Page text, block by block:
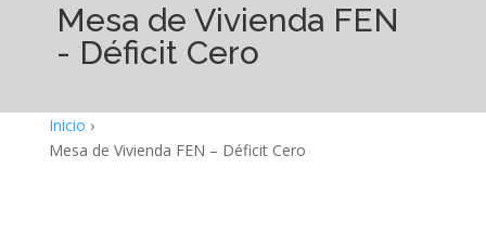
Mesa de Vivienda FEN
- Déficit Cero
Inicio ›
Mesa de Vivienda FEN – Déficit Cero